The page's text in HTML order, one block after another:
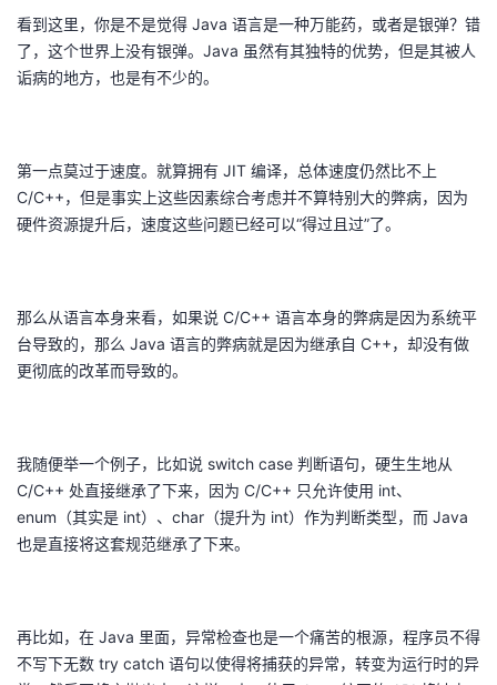
看到这里，你是不是觉得 Java 语言是一种万能药，或者是银弹？错
了，这个世界上没有银弹。Java 虽然有其独特的优势，但是其被人
诟病的地方，也是有不少的。
第一点莫过于速度。就算拥有 JIT 编译，总体速度仍然比不上
C/C++，但是事实上这些因素综合考虑并不算特别大的弊病，因为
硬件资源提升后，速度这些问题已经可以“得过且过”了。
那么从语言本身来看，如果说 C/C++ 语言本身的弊病是因为系统平
台导致的，那么 Java 语言的弊病就是因为继承自 C++，却没有做
更彻底的改革而导致的。
我随便举一个例子，比如说 switch case 判断语句，硬生生地从
C/C++ 处直接继承了下来，因为 C/C++ 只允许使用 int、
enum（其实是 int）、char（提升为 int）作为判断类型，而 Java
也是直接将这套规范继承了下来。
再比如，在 Java 里面，异常检查也是一个痛苦的根源，程序员不得
不写下无数 try catch 语句以使得将捕获的异常，转变为运行时的异